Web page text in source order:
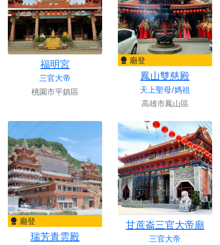
福明宮
三官大帝
桃園市平鎮區
廟登
鳳山雙慈殿
天上聖母/媽祖
高雄市鳳山區
廟登
瑞芳青雲殿
甘蔗崙三官大帝廟
三官大帝